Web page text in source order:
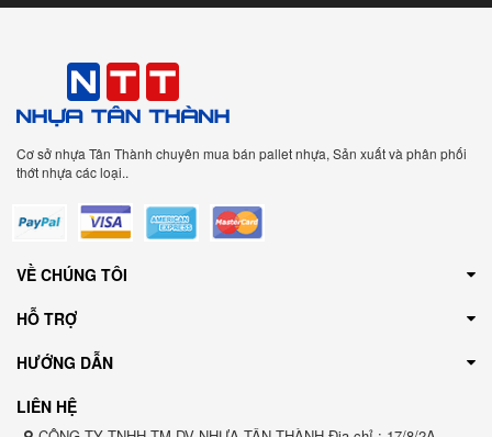
Cơ sở nhựa Tân Thành chuyên mua bán pallet nhựa, Sản xuất và phân phối
thớt nhựa các loại..
VỀ CHÚNG TÔI
HỖ TRỢ
HƯỚNG DẪN
LIÊN HỆ